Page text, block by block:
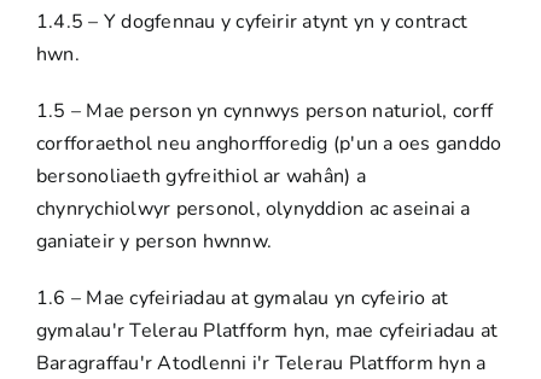
1.4.5 – Y dogfennau y cyfeirir atynt yn y contract
hwn.
1.5 – Mae person yn cynnwys person naturiol, corff
corfforaethol neu anghorfforedig (p'un a oes ganddo
bersonoliaeth gyfreithiol ar wahân) a
chynrychiolwyr personol, olynyddion ac aseinai a
ganiateir y person hwnnw.
1.6 – Mae cyfeiriadau at gymalau yn cyfeirio at
gymalau'r Telerau Platfform hyn, mae cyfeiriadau at
Baragraffau'r Atodlenni i'r Telerau Platfform hyn a